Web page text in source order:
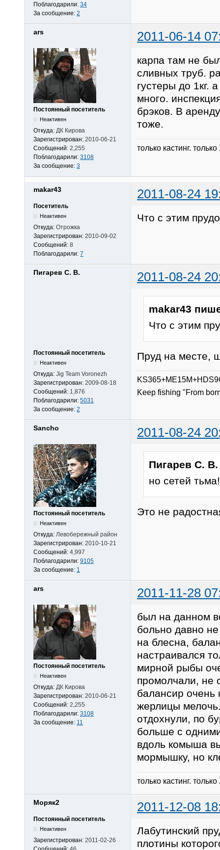
Поблагодарили: 34
За сообщение: 2
ars 2011-06-14
Постоянный посетитель
Неактивен
Откуда: ДК Кирова
Зарегистрирован: 2010-06-21
Сообщений: 2,255
Поблагодарили: 3108
За сообщение: 3
карпа там не
сливных труб.
густеры до 1кг.
много.
брэков. В
тоже.
только кастинг.
makar43 2011-08-24
Посетитель
Неактивен
Откуда: Отрожка
Зарегистрирован: 2010-09-02
Сообщений: 8
Поблагодарили: 7
Что с этим
Пигарев С. В. 2011-08-24
Постоянный посетитель
Неактивен
Откуда: Jig Team Voronezh
Зарегистрирован: 2009-08-18
Сообщений: 1,876
Поблагодарили: 5031
За сообщение: 2
makar43
Что с этим
Пруд на месте,
Keep fishing "From
Sancho 2011-08-24
Постоянный посетитель
Неактивен
Откуда: Левобережный район
Зарегистрирован: 2010-10-21
Сообщений: 4,997
Поблагодарили: 9105
За сообщение: 1
Пигарев С.
но сетей тьма!
Это не
ars 2011-11-28
Постоянный посетитель
Неактивен
Откуда: ДК Кирова
Зарегистрирован: 2010-06-21
Сообщений: 2,255
Поблагодарили: 3108
За сообщение: 11
был на данном
больно давно
на блесна,
настраивался
мирной рыбы
промолчали, не
балансир очень
жерлицы
отдохнули, по
больше с
вдоль комыша
мормышку, но
только кастинг.
Моряк2 2011-12-08
Постоянный посетитель
Неактивен
Зарегистрирован: 2011-02-26
Лабутинский
плотины